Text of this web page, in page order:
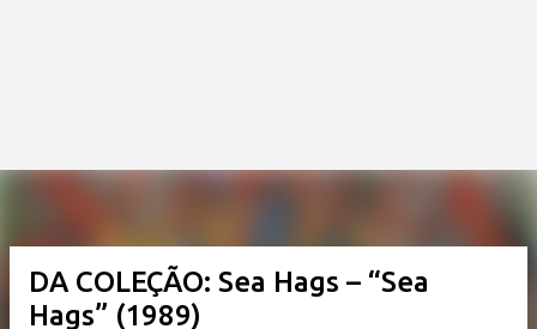
DA COLEÇÃO: Sea Hags – “Sea
Hags” (1989)